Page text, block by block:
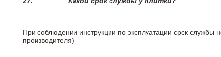
При соблюдении инструкции по эксплуатации срок
производителя)